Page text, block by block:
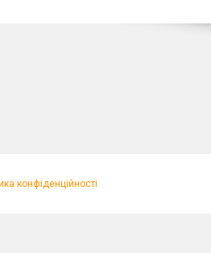
конфіденційності